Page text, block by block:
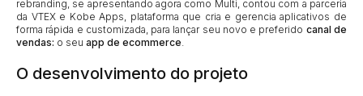
rebranding, se apresentando agora como Multi, contou com a parceria
da VTEX e Kobe Apps, plataforma que cria e gerencia aplicativos de
forma rápida e customizada, para lançar seu novo e preferido canal de
vendas: o seu app de ecommerce
O desenvolvimento do projeto